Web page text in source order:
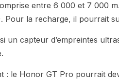
entre 6 000 et 7 000
Pour la recharge, il pourrait
un capteur d’empreintes
: le Honor GT Pro pourrait